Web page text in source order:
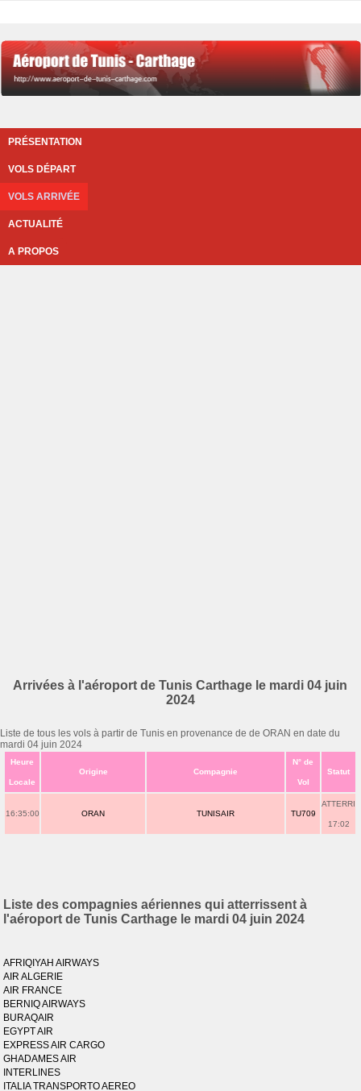
PRÉSENTATION
VOLS DÉPART
VOLS ARRIVÉE
ACTUALITÉ
A PROPOS
Arrivées à l'aéroport de Tunis Carthage le mardi 04 juin
2024
Liste de tous les vols à partir de Tunis en provenance de de ORAN en date du
mardi 04 juin 2024
Heure
Locale
Origine Compagnie
N° de
Vol
Statut
16:35:00 ORAN TUNISAIR TU709
ATTERRI
17:02
Liste des compagnies aériennes qui atterrissent à
l'aéroport de Tunis Carthage le mardi 04 juin 2024
AFRIQIYAH AIRWAYS
AIR ALGERIE
AIR FRANCE
BERNIQ AIRWAYS
BURAQAIR
EGYPT AIR
EXPRESS AIR CARGO
GHADAMES AIR
INTERLINES
ITALIA TRANSPORTO AEREO